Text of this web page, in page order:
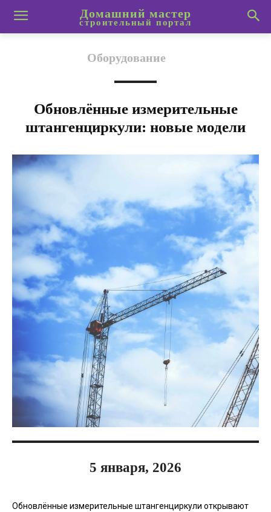
Домашний мастер
строительный портал
Оборудование
Обновлённые измерительные
штангенциркули: новые модели
5 января, 2026
Обновлённые измерительные штангенциркули открывают